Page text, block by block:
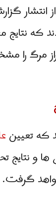
انتشار
که نتایج
مرگ را
که تعیین
و نتایج
گرفت.